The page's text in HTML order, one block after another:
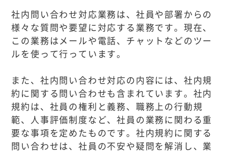
社内問い合わせ対応業務は、社員や部署からの
様々な質問や要望に対応する業務です。現在、
この業務はメールや電話、チャットなどのツー
ルを使って行っています。
また、社内問い合わせ対応の内容には、社内規
約に関する問い合わせも含まれています。社内
規約は、社員の権利と義務、職務上の行動規
範、人事評価制度など、社員の業務に関わる重
要な事項を定めたものです。社内規約に関する
問い合わせは、社員の不安や疑問を解消し、業